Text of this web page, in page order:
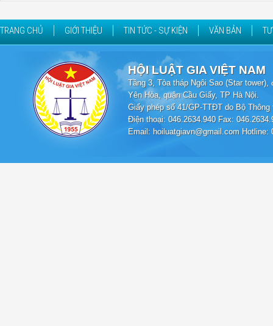
TRANG CHỦ GIỚI THIỆU TIN TỨC - SỰ KIỆN VĂN BẢN
HỘI LUẬT GIA VIỆT NAM
Tầng 3, Tòa tháp Ngôi Sao (Star
Yên Hòa, quận Cầu Giấy, TP Hà Nội.
Giấy phép số 41/GP-TTĐT do Bộ
Điện thoại: 046.2634.940 Fax:
Email: hoiluatgiavn@gmail.com Hotline: